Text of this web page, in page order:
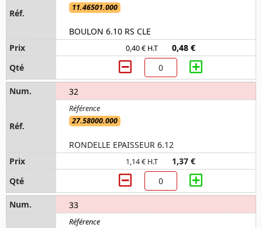
11.46501.000
BOULON 6.10 RS CLE
0,40 € H.T 0,48 €
32
27.58000.000
RONDELLE EPAISSEUR 6.12
1,14 € H.T 1,37 €
33